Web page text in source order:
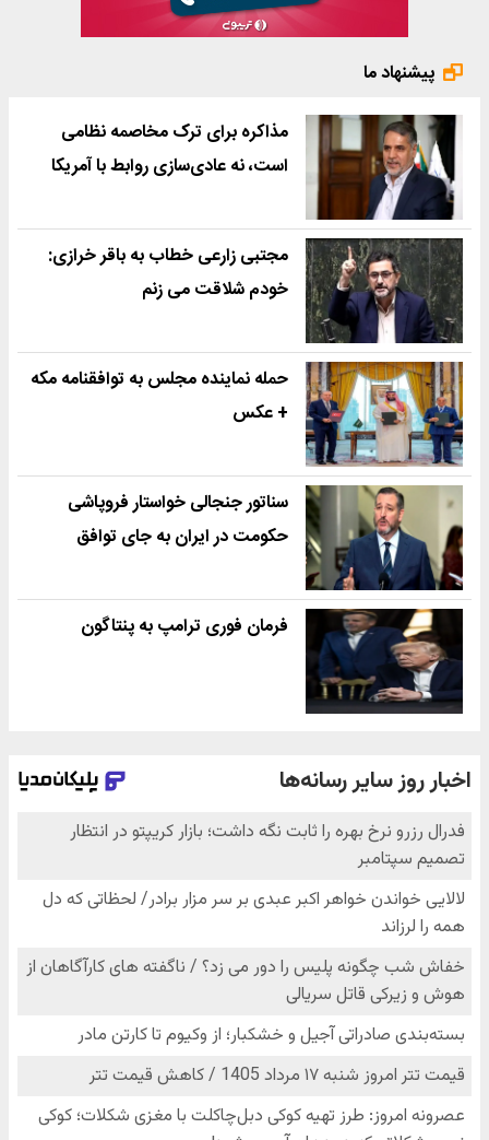
پیشنهاد ما
مذاکره برای ترک مخاصمه نظامی
است، نه عادی‌سازی روابط با آمریکا
مجتبی زارعی خطاب به باقر خرازی:
خودم شلاقت می زنم
حمله نماینده مجلس به توافقنامه مکه
+ عکس
سناتور جنجالی خواستار فروپاشی
حکومت در ایران به جای توافق
فرمان فوری ترامپ به پنتاگون